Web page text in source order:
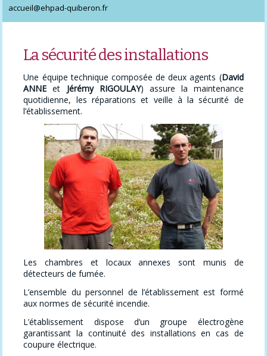
accueil@ehpad-quiberon.fr
La sécurité des installations
Une équipe technique composée de deux agents (David
ANNE et Jérémy RIGOULAY) assure la maintenance
quotidienne, les réparations et veille à la sécurité de
l’établissement.
Les chambres et locaux annexes sont munis de
détecteurs de fumée.
L’ensemble du personnel de l’établissement est formé
aux normes de sécurité incendie.
L’établissement dispose d’un groupe électrogène
garantissant la continuité des installations en cas de
coupure électrique.